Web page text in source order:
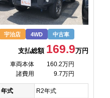
宇治店 4WD 中古車
支払総額 169.9万円
車両本体
160.2万円
諸費用
9.7万円
年式 R2年式